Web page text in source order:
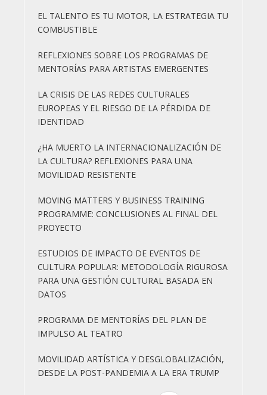
EL TALENTO ES TU MOTOR, LA ESTRATEGIA TU
COMBUSTIBLE
REFLEXIONES SOBRE LOS PROGRAMAS DE
MENTORÍAS PARA ARTISTAS EMERGENTES
LA CRISIS DE LAS REDES CULTURALES
EUROPEAS Y EL RIESGO DE LA PÉRDIDA DE
IDENTIDAD
¿HA MUERTO LA INTERNACIONALIZACIÓN DE
LA CULTURA? REFLEXIONES PARA UNA
MOVILIDAD RESISTENTE
MOVING MATTERS Y BUSINESS TRAINING
PROGRAMME: CONCLUSIONES AL FINAL DEL
PROYECTO
ESTUDIOS DE IMPACTO DE EVENTOS DE
CULTURA POPULAR: METODOLOGÍA RIGUROSA
PARA UNA GESTIÓN CULTURAL BASADA EN
DATOS
PROGRAMA DE MENTORÍAS DEL PLAN DE
IMPULSO AL TEATRO
MOVILIDAD ARTÍSTICA Y DESGLOBALIZACIÓN,
DESDE LA POST-PANDEMIA A LA ERA TRUMP